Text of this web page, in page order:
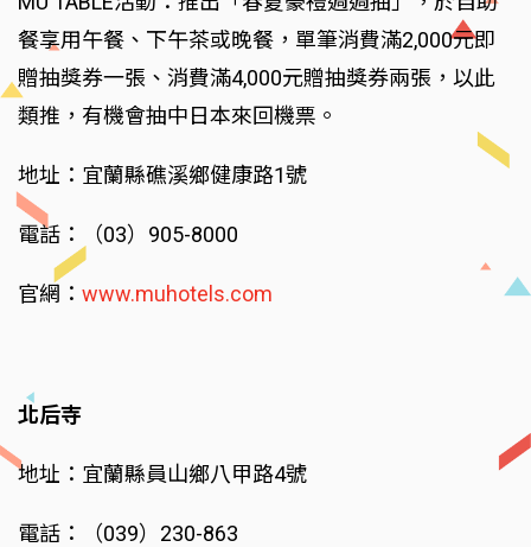
餐享用午餐、下午茶或晚餐，單筆消費滿2,000元即
贈抽獎券一張、消費滿4,000元贈抽獎券兩張，以此
類推，有機會抽中日本來回機票。
地址：宜蘭縣礁溪鄉健康路1號
電話：（03）905-8000
官網： www.muhotels.com
北后寺
地址：宜蘭縣員山鄉八甲路4號
電話：（039）230-863